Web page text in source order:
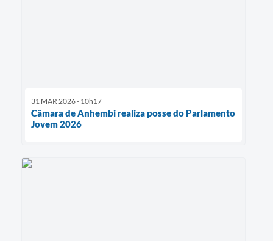
31 MAR 2026 - 10h17
Câmara de Anhembi realiza posse do Parlamento
Jovem 2026